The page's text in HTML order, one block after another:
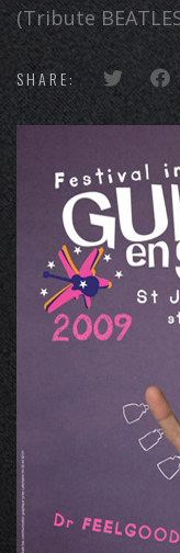
(Tribute
SHARE: